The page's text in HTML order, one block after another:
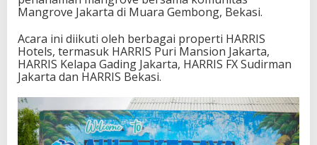
Mangrove Jakarta di Muara Gembong, Bekasi.
Acara ini diikuti oleh berbagai properti HARRIS
Hotels, termasuk HARRIS Puri Mansion Jakarta,
HARRIS Kelapa Gading Jakarta, HARRIS FX Sudirman
Jakarta dan HARRIS Bekasi.